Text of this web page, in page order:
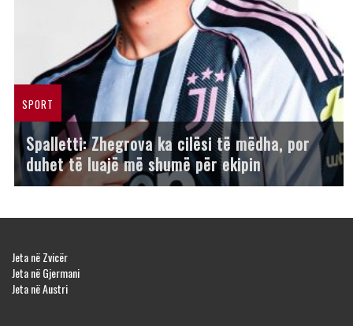
SPORT
Spalletti: Zhegrova ka cilësi të mëdha, por
duhet të luajë më shumë për ekipin
Jeta në Zvicër
Jeta në Gjermani
Jeta në Austri